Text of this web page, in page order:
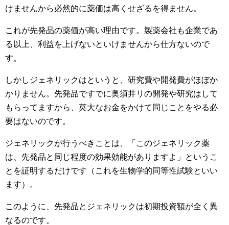
けませんから必然的に薬価は高くせざるを得ません。
これが先発品の薬価が高い理由です。製薬会社も企業であ
る以上、利益を上げないといけませんから仕方ないので
す。
しかしジェネリックはというと、研究費や開発費がほぼか
かりません。先発品ですでに奥須井リの開発や研究はして
もらってますから、莫大なお金をかけて同じことをやる必
要はないのです。
ジェネリックが行うべきことは、「このジェネリック薬
は、先発品と同じ程度の効果効能がありますよ」というこ
とを証明するだけです（これを生物学的同等性試験といい
ます）。
このように、先発品とジェネリックは初期投資額が全く異
なるのです。